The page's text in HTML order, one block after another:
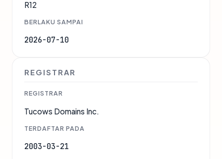
R12
BERLAKU SAMPAI
2026-07-10
REGISTRAR
REGISTRAR
Tucows Domains Inc.
TERDAFTAR PADA
2003-03-21